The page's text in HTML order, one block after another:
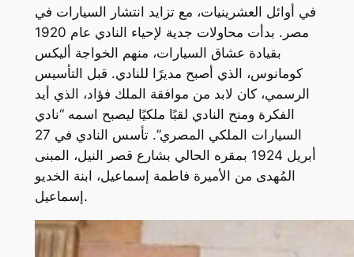
في أوائل العشرينيات، مع تزايد انتشار السيارات في
مصر. بدأت محاولات جدية لإحياء النادي عام 1920
بقيادة عشاق السيارات، منهم الخواجة أليكس
كومانوس، الذي أصبح مديرًا للنادي. قبل التأسيس
الرسمي، كان لابد من موافقة الملك فؤاد، الذي أيد
الفكرة ومنح النادي لقبًا ملكيًا ليصبح اسمه “نادي
السيارات الملكي المصري”. تأسس النادي في 27
أبريل 1924 بمقره الحالي بشارع قصر النيل، المبنى
المُهدى من الأميرة فاطمة إسماعيل، ابنة الخديو
إسماعيل.